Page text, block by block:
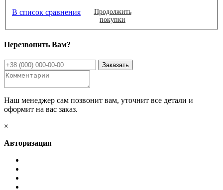
В список сравнения
Продолжить
покупки
Перезвонить Вам?
Наш менеджер сам позвонит вам, уточнит все детали и
оформит на вас заказ.
×
Авторизация